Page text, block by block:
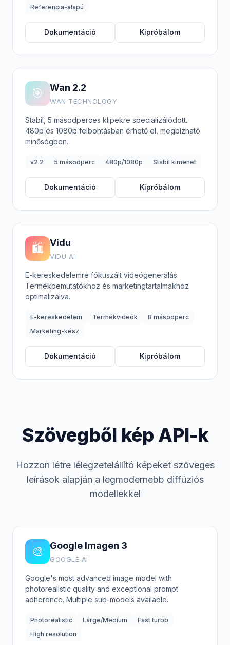
Referencia-alapú
Dokumentáció Kipróbálom
🎯 Wan 2.2
WAN TECHNOLOGY
Stabil, 5 másodperces klipekre specializálódott.
480p és 1080p felbontásban érhető el, megbízható
minőségben.
v2.2 5 másodperc 480p/1080p Stabil kimenet
Dokumentáció Kipróbálom
🛍️ Vidu
VIDU AI
E-kereskedelemre fókuszált videógenerálás.
Termékbemutatókhoz és marketingtartalmakhoz
optimalizálva.
E-kereskedelem Termékvideók
8 másodperc
Marketing-kész
Dokumentáció Kipróbálom
Szövegből kép API-k
Hozzon létre lélegzetelállító képeket szöveges
leírások alapján a legmodernebb diffúziós
modellekkel
🎨 Google Imagen 3
GOOGLE AI
Google's most advanced image model with
photorealistic quality and exceptional prompt
adherence. Multiple sub-models available.
Photorealistic Large/Medium
Fast turbo
High resolution